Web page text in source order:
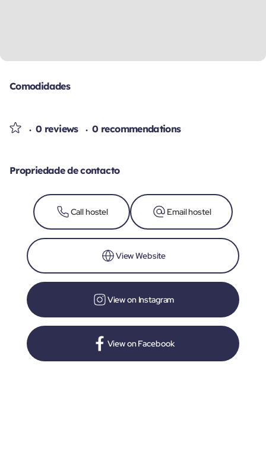
Comodidades
0 reviews 0 recommendations
Propriedade de contacto
Call hostel Email hostel
View Website
View on Instagram
View on Facebook